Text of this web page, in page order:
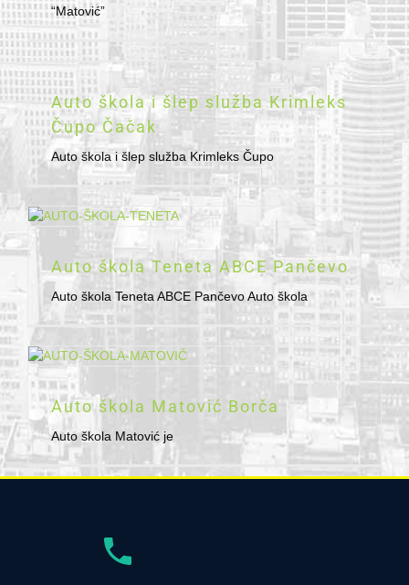
“Matović”
Auto škola i šlep služba Krimleks
Čupo Čačak
Auto škola i šlep služba Krimleks Čupo
Auto škola Teneta ABCE Pančevo
Auto škola Teneta ABCE Pančevo Auto škola
Auto škola Matović Borča
Auto škola Matović je